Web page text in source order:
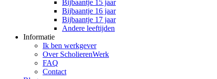
Bijbaantje 15 jaar
Bijbaantje 16 jaar
Bijbaantje 17 jaar
Andere leeftijden
Informatie
Ik ben werkgever
Over ScholierenWerk
FAQ
Contact